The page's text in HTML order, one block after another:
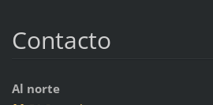
Contacto
Al norte